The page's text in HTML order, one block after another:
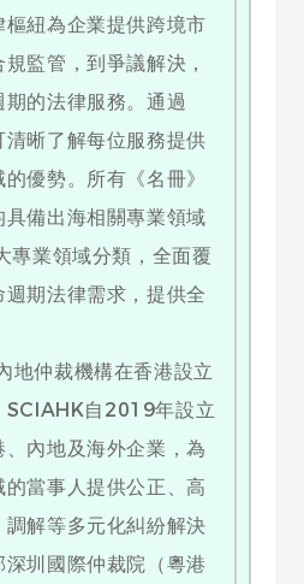
紐為企業提供跨境市
監管，到爭議解決，
的法律服務。通過
清晰了解每位服務提供
優勢。所有《名冊》
備出海相關專業領域
專業領域分類，全面覆
期法律需求，提供全
仲裁機構在香港設立
SCIAHK自2019年設立
、內地及海外企業，為
當事人提供公正、高
解等多元化糾紛解決
圳國際仲裁院（粵港